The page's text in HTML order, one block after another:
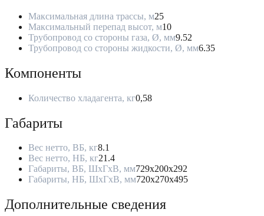
Максимальная длина трассы, м25
Максимальный перепад высот, м10
Трубопровод со стороны газа, Ø, мм9.52
Трубопровод со стороны жидкости, Ø, мм6.35
Компоненты
Количество хладагента, кг0,58
Габариты
Вес нетто, ВБ, кг8.1
Вес нетто, НБ, кг21.4
Габариты, ВБ, ШхГхВ, мм729x200x292
Габариты, НБ, ШхГхВ, мм720x270x495
Дополнительные сведения